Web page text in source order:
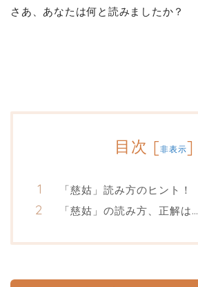
さあ、あなたは何と読みましたか？
目次 [非表示]
「慈姑」読み方のヒント！
「慈姑」の読み方、正解は…